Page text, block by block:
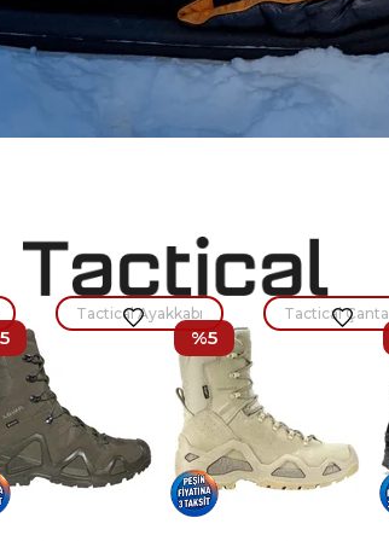
Tactical Ayakkabı Tactical Çanta
%5